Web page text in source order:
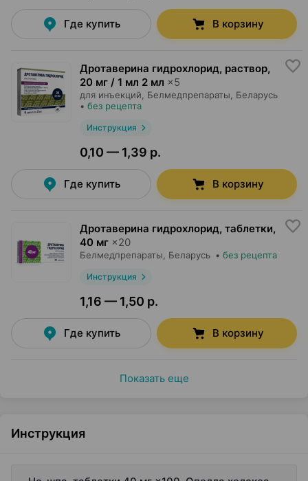
Где купить В корзину
Дротаверина гидрохлорид, раствор,
20 мг / 1 мл 2 мл ×5
для инъекций, Белмедпрепараты , Беларусь
• без рецепта
Инструкция
0,10 — 1,39 р.
Где купить В корзину
Дротаверина гидрохлорид, таблетки,
40 мг ×20
Белмедпрепараты , Беларусь • без рецепта
Инструкция
1,16 — 1,50 р.
Где купить В корзину
Показать еще
Инструкция